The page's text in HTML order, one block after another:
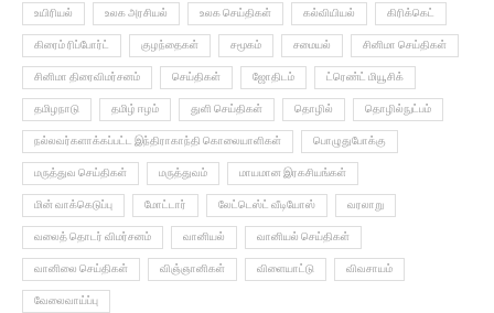
உயிரியல் உலக அரசியல் உலக செய்திகள் கல்வியியல் கிரிக்கெட்
கிரைம் ரிப்போர்ட் குழந்தைகள் சமூகம் சமையல் சினிமா செய்திகள்
சினிமா திரைவிமர்சனம் செய்திகள் ஜோதிடம் ட்ரெண்ட் மியூசிக்
தமிழநாடு தமிழ் ஈழம் துளி செய்திகள் தொழில் தொழில்நுட்பம்
நல்லவர்களாக்கப்பட்ட இந்திராகாந்தி கொலையாளிகள் பொழுதுபோக்கு
மருத்துவ செய்திகள் மருத்துவம் மாயமான இரகசியங்கள்
மின் வாக்கெடுப்பு மோட்டார் லேட்டெஸ்ட் வீடியோஸ் வரலாறு
வலைத் தொடர் விமர்சனம் வானியல் வானியல் செய்திகள்
வானிலை செய்திகள் விஞ்ஞானிகள் விளையாட்டு விவசாயம்
வேலைவாய்ப்பு